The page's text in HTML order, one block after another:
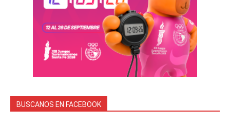
BUSCANOS EN FACEBOOK